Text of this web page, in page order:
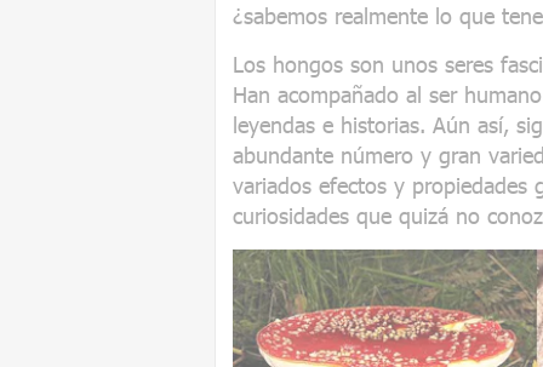
¿sabemos realmente lo que
Los hongos son unos seres
Han acompañado al ser
leyendas e historias. Aún así,
abundante número y gran
variados efectos y propiedades
curiosidades que quizá no